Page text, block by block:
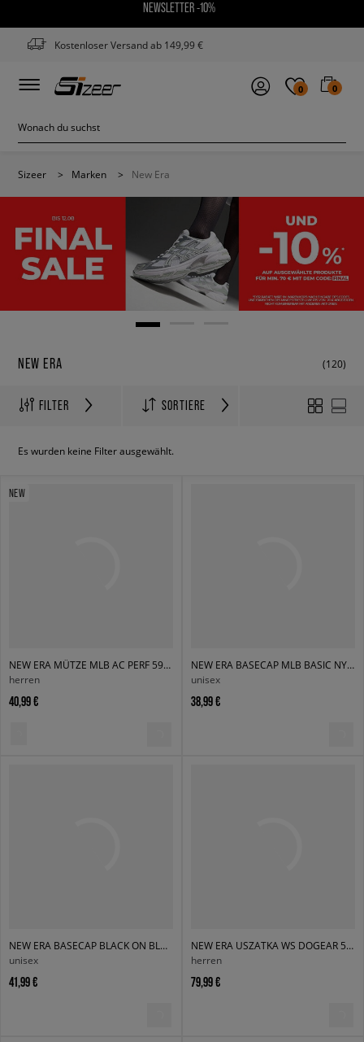
NEWSLETTER -10%
Kostenloser Versand ab 149,99 €
0 0
Sizeer > Marken > New Era
NEW ERA (120)
FILTER SORTIERE
Es wurden keine Filter ausgewählt.
NEW
NEW ERA MÜTZE MLB AC PERF 5950 NYY NEW YORK YANKEES OTC
herren
40,99 €
NEW ERA BASECAP MLB BASIC NY YANKEES
unisex
38,99 €
NEW ERA BASECAP BLACK ON BLACK NY YANKEES
unisex
41,99 €
NEW ERA USZATKA WS DOGEAR 5950 NYY NEW YORK YANKEES
herren
79,99 €